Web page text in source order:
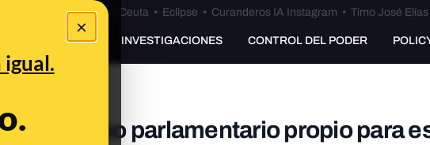
×
igual.
Especial Ceuta•Bulos Ceuta • Eclipse • Curanderos IA Instagram • Timo José Elías
PREBUNKING INVESTIGACIONES CONTROL DEL PODER
un grupo parlamentario propio para